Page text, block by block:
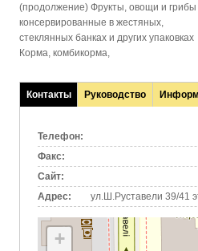
(продолжение) Фрукты, овощи и грибы
консервированные в жестяных,
стеклянных банках и других упаковках
Корма, комбикорма,
Контакты
(активная
Руководство
Телефон:
Факс:
Сайт:
Адрес:
ул.Ш.Руставели 39/41
+